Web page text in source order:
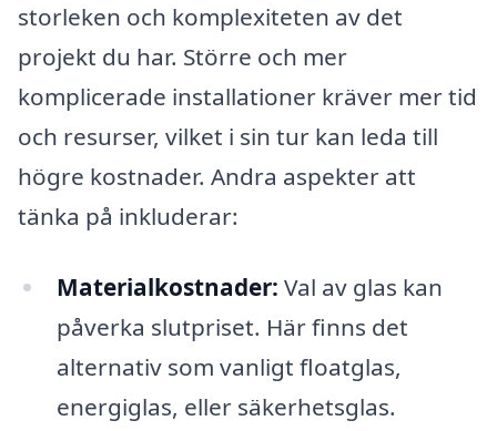
storleken och komplexiteten av det
projekt du har. Större och mer
komplicerade installationer kräver mer tid
och resurser, vilket i sin tur kan leda till
högre kostnader. Andra aspekter att
tänka på inkluderar:
Materialkostnader: Val av glas kan
påverka slutpriset. Här finns det
alternativ som vanligt floatglas,
energiglas, eller säkerhetsglas.